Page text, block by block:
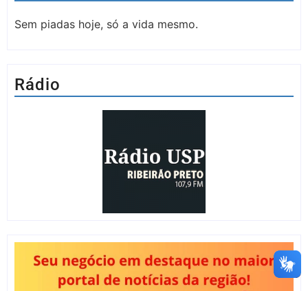
Sem piadas hoje, só a vida mesmo.
Rádio